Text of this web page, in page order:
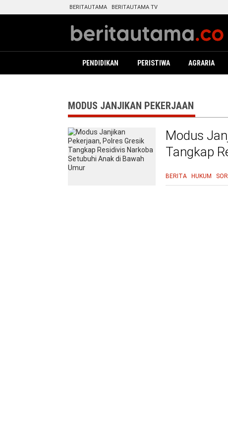
BERITAUTAMA BERITAUTAMA TV
PENDIDIKAN PERISTIWA AGRARIA
MODUS JANJIKAN PEKERJAAN
Modus
Tangkap
BERITA HUKUM